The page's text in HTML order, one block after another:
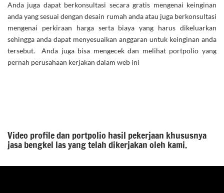
Anda juga dapat berkonsultasi secara gratis mengenai keinginan
anda yang sesuai dengan desain rumah anda atau juga berkonsultasi
mengenai perkiraan harga serta biaya yang harus dikeluarkan
sehingga anda dapat menyesuaikan anggaran untuk keinginan anda
tersebut. Anda juga bisa mengecek dan melihat portpolio yang
pernah perusahaan kerjakan dalam web ini
Video profile dan portpolio hasil pekerjaan khususnya
jasa bengkel las yang telah dikerjakan oleh kami.